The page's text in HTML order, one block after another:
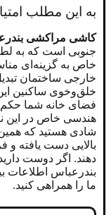
به این مطلب
کاشی مراکشی
جنوبی است که به
خاص به گزینه‌ای
خارجی ساختمان
خلق‌وخوی ساکنین
فضای خانه شما
هندسی خاص در این
شادی هستید که
بالایی دست یافته و
دهند. اگر دوست
بندرعباس اطلاعات
ما را همراهی کنید.